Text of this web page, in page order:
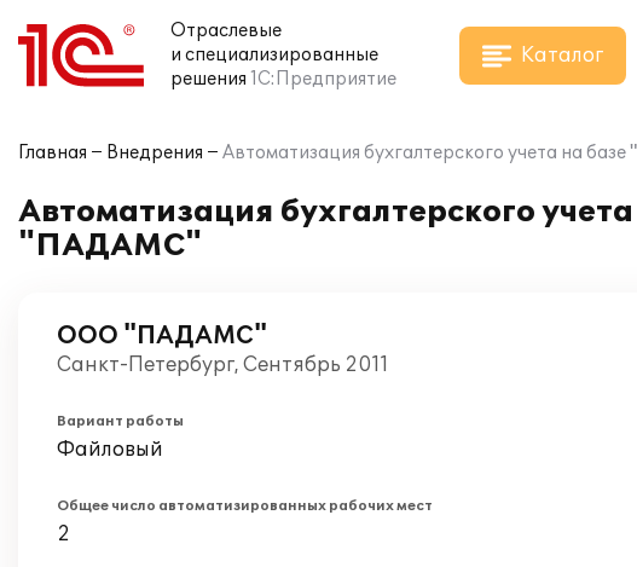
Отраслевые
и специализированные
решения 1С:Предприятие
Каталог
Главная Внедрения Автоматизация бухгалтерского учета на
Автоматизация бухгалтерского
"ПАДАМС"
ООО "ПАДАМС"
Санкт-Петербург, Сентябрь 2011
Вариант работы
Файловый
Общее число автоматизированных рабочих мест
2